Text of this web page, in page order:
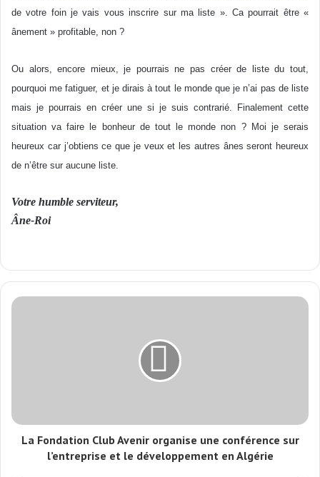
de votre foin je vais vous inscrire sur ma liste ». Ca pourrait être «
ânement » profitable, non ?
Ou alors, encore mieux, je pourrais ne pas créer de liste du tout,
pourquoi me fatiguer, et je dirais à tout le monde que je n’ai pas de liste
mais je pourrais en créer une si je suis contrarié. Finalement cette
situation va faire le bonheur de tout le monde non ? Moi je serais
heureux car j’obtiens ce que je veux et les autres ânes seront heureux
de n’être sur aucune liste.
Votre humble serviteur,
Âne-Roi
La Fondation Club Avenir organise une conférence sur
l’entreprise et le développement en Algérie